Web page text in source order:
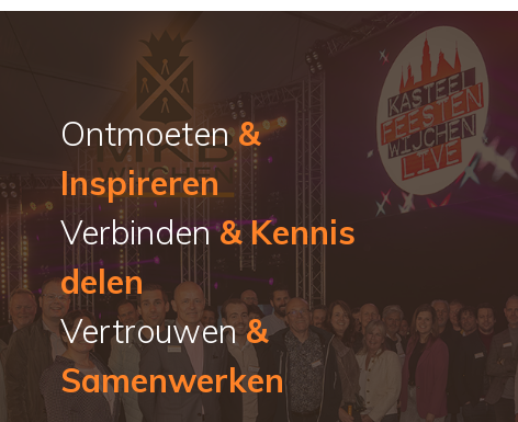
Ontmoeten&
Inspireren
Verbinden& Kennis
delen
Vertrouwen&
Samenwerken